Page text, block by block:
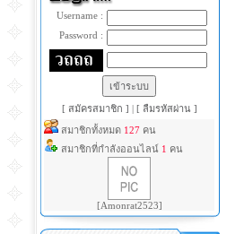
Username :
Password :
[ สมัครสมาชิก ] | [ ลืมรหัสผ่าน ]
สมาชิกทั้งหมด 127 คน
สมาชิกที่กำลังออนไลน์ 1 คน
[Amonrat2523]